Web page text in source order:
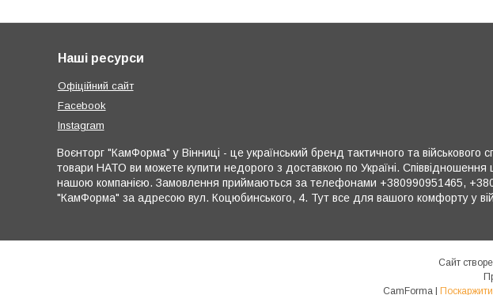
Наші ресурси
Офіційний сайт
Facebook
Instagram
Воєнторг "КамФорма" у Вінниці - це український бренд тактичного та військового
товари НАТО ви можете купити недорого з доставкою по Україні.
нашою компанією. Замовлення приймаються за телефонами +380990951465,
"КамФорма" за адресою вул. Коцюбинського, 4. Тут все для вашого комфорту у
Сайт
CamForma |